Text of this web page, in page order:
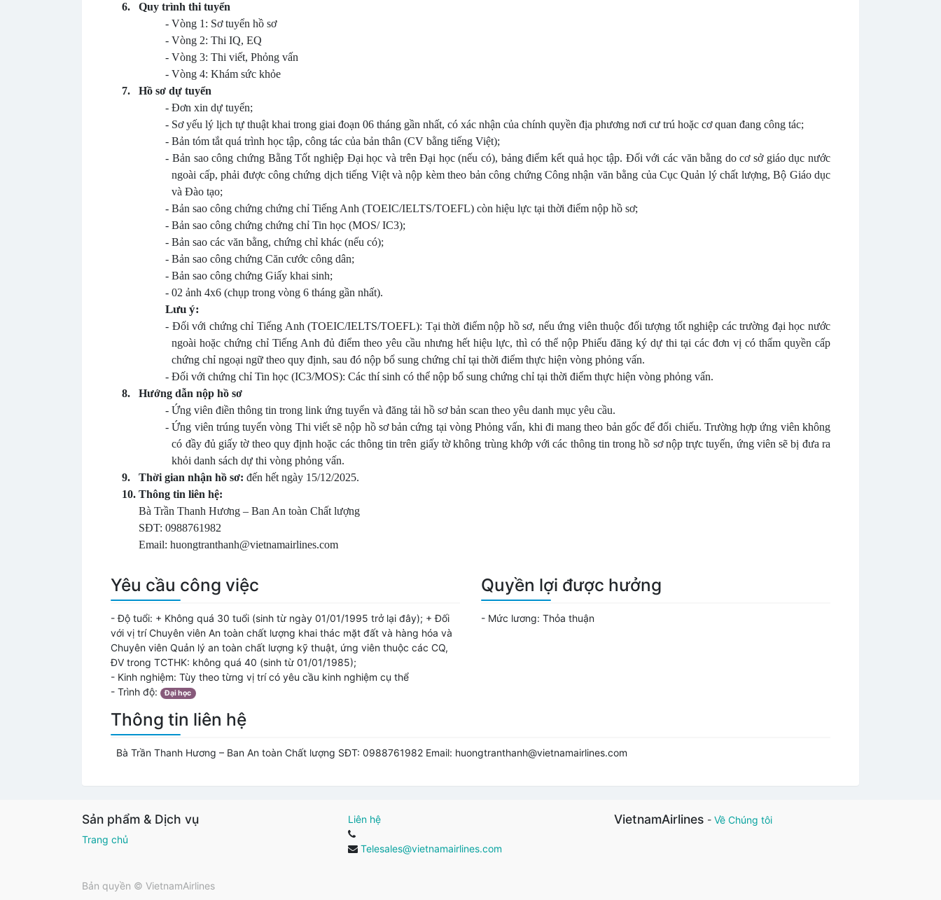
6.
Quy trình thi tuyển
- Vòng 1: Sơ tuyển hồ sơ
- Vòng 2: Thi IQ, EQ
- Vòng 3: Thi viết, Phỏng vấn
- Vòng 4: Khám sức khỏe
7.
Hồ sơ dự tuyển
- Đơn xin dự tuyển;
- Sơ yếu lý lịch tự thuật khai trong giai đoạn 06 tháng gần nhất, có xác nhận của chính quyền địa phương nơi cư trú hoặc cơ quan đang công tác;
- Bản tóm tắt quá trình học tập, công tác của bản thân (CV bằng tiếng Việt);
- Bản sao công chứng Bằng Tốt nghiệp Đại học và trên Đại học (nếu có), bảng điểm kết quả học tập. Đối với các văn bằng do cơ sở giáo dục nước
ngoài cấp, phải được công chứng dịch tiếng Việt và nộp kèm theo bản công chứng Công nhận văn bằng của Cục Quản lý chất lượng, Bộ Giáo dục
và Đào tạo;
- Bản sao công chứng chứng chỉ Tiếng Anh (TOEIC/IELTS/TOEFL) còn hiệu lực tại thời điểm nộp hồ sơ;
- Bản sao công chứng chứng chỉ Tin học (MOS/ IC3);
- Bản sao các văn bằng, chứng chỉ khác (nếu có);
- Bản sao công chứng Căn cước công dân;
- Bản sao công chứng Giấy khai sinh;
- 02 ảnh 4x6 (chụp trong vòng 6 tháng gần nhất).
Lưu ý:
- Đối với chứng chỉ Tiếng Anh (TOEIC/IELTS/TOEFL): Tại thời điểm nộp hồ sơ, nếu ứng viên thuộc đối tượng tốt nghiệp các trường đại học nước
ngoài hoặc chứng chỉ Tiếng Anh đủ điểm theo yêu cầu nhưng hết hiệu lực, thì có thể nộp Phiếu đăng ký dự thi tại các đơn vị có thẩm quyền cấp
chứng chỉ ngoại ngữ theo quy định, sau đó nộp bổ sung chứng chỉ tại thời điểm thực hiện vòng phỏng vấn.
- Đối với chứng chỉ Tin học (IC3/MOS): Các thí sinh có thể nộp bổ sung chứng chỉ tại thời điểm thực hiện vòng phỏng vấn.
8.
Hướng dẫn nộp hồ sơ
- Ứng viên điền thông tin trong link ứng tuyển và đăng tải hồ sơ bản scan theo yêu danh mục yêu cầu.
- Ứng viên trúng tuyển vòng Thi viết sẽ nộp hồ sơ bản cứng tại vòng Phỏng vấn, khi đi mang theo bản gốc để đối chiếu. Trường hợp ứng viên không
có đầy đủ giấy tờ theo quy định hoặc các thông tin trên giấy tờ không trùng khớp với các thông tin trong hồ sơ nộp trực tuyến, ứng viên sẽ bị đưa ra
khỏi danh sách dự thi vòng phỏng vấn.
9.
Thời gian nhận hồ sơ: đến hết ngày 15/12/2025.
10. Thông tin liên hệ:
Bà Trần Thanh Hương – Ban An toàn Chất lượng
SĐT: 0988761982
Email: huongtranthanh@vietnamairlines.com
Yêu cầu công việc
- Độ tuổi: + Không quá 30 tuổi (sinh từ ngày 01/01/1995 trở lại đây); + Đối
với vị trí Chuyên viên An toàn chất lượng khai thác mặt đất và hàng hóa và
Chuyên viên Quản lý an toàn chất lượng kỹ thuật, ứng viên thuộc các CQ,
ĐV trong TCTHK: không quá 40 (sinh từ 01/01/1985);
- Kinh nghiệm: Tùy theo từng vị trí có yêu cầu kinh nghiệm cụ thể
- Trình độ:
Đại học
Quyền lợi được hưởng
- Mức lương: Thỏa thuận
Thông tin liên hệ
Bà Trần Thanh Hương – Ban An toàn Chất lượng SĐT: 0988761982 Email: huongtranthanh@vietnamairlines.com
Sản phẩm & Dịch vụ
Trang chủ
Liên hệ
Telesales@vietnamairlines.com
VietnamAirlines - Về Chúng tôi
Bản quyền © VietnamAirlines